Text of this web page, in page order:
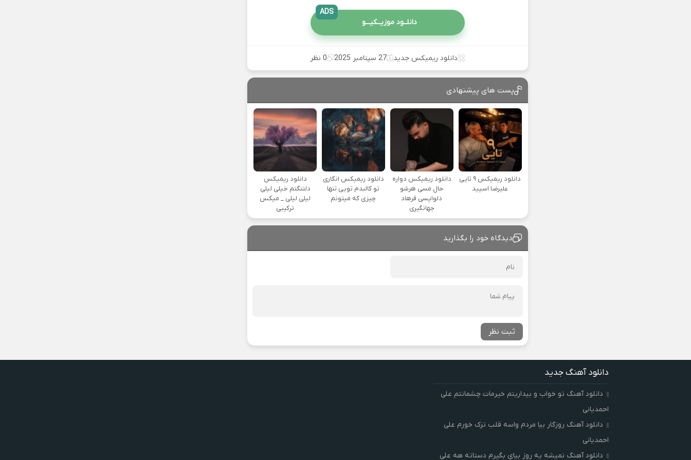
دانلــود موزیــکیـــو
ADS
دانلود ریمیکس جدید 27 سپتامبر 2025 0 نظر
پست های پیشنهادی
دانلود ریمیکس ۹ تایی
علیرضا اسپید
دانلود ریمیکس دواره
حال مسی هرشو
دلواپسی فرهاد
جهانگیری
دانلود ریمیکس انگاری
تو کالبدم تویی تنها
چیزی که میتونم
دانلود ریمیکس
دلتنگتم خیلی لیلی
لیلی لیلی _ میکس
ترکیبی
دیدگاه خود را بگذارید
ثبت نظر
دانلود آهنگ جدید
دانلود آهنگ تو خواب و بیداریتم خیرمات چشمانتم علی
احمدیانی
دانلود آهنگ روزگار بیا مردم واسه قلب ترک خورم علی
احمدیانی
دانلود آهنگ نمیشه یه روز بیای بگیرم دستاته هه علی